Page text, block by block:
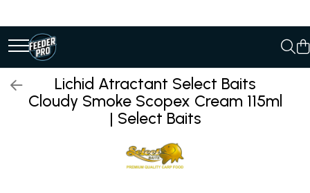
Lichid Atractant Select Baits
Cloudy Smoke Scopex Cream 115ml
| Select Baits